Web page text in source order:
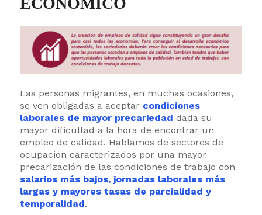
Las personas migrantes, en muchas ocasiones,
se ven obligadas a aceptar condiciones
laborales de mayor precariedad dada su
mayor dificultad a la hora de encontrar un
empleo de calidad. Hablamos de sectores de
ocupación caracterizados por una mayor
precarización de las condiciones de trabajo con
salarios más bajos, jornadas laborales más
largas y mayores tasas de parcialidad y
temporalidad.